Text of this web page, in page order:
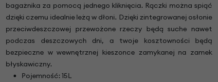
bagażnika za pomocą jednego kliknięcia. Rączki można spiąć
dzięki czemu idealnie leżą w dłoni. Dzięki zintegrowanej osłonie
przeciwdeszczowej przewożone rzeczy będą suche nawet
podczas deszczowych dni, a twoje kosztowności będą
bezpieczne w wewnętrznej kieszonce zamykanej na zamek
błyskawiczny.
Pojemność: 15L